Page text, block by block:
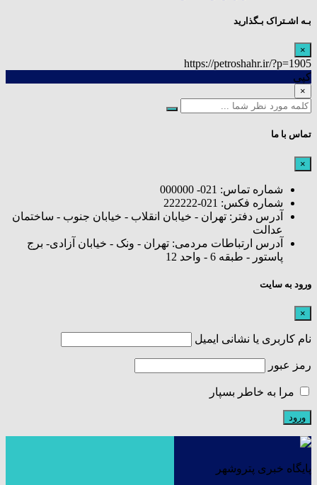
بـه اشـتراک بـگذارید
×
https://petroshahr.ir/?p=1905
کپی
×
تماس با ما
×
شماره تماس: 021- 000000
شماره فکس: 021-222222
آدرس دفتر: تهران - خیابان انقلاب - خیابان جنوب - ساختمان
عدالت
آدرس ارتباطات مردمی: تهران - ونک - خیابان آزادی- برج
پاستور - طبقه 6 - واحد 12
ورود به سایت
×
نام کاربری یا نشانی ایمیل
رمز عبور
مرا به خاطر بسپار
پایگاه خبری پتروشهر